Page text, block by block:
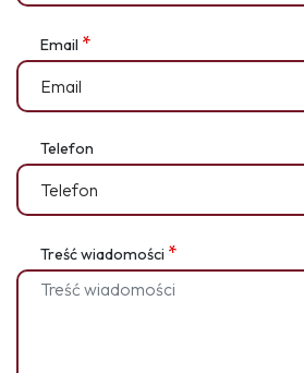
Email *
Telefon
Treść wiadomości *